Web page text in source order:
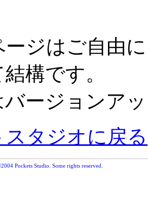
ージはご自由
結構です。
バージョンア
タジオに戻る
Pockets Studio. Some rights reserved.